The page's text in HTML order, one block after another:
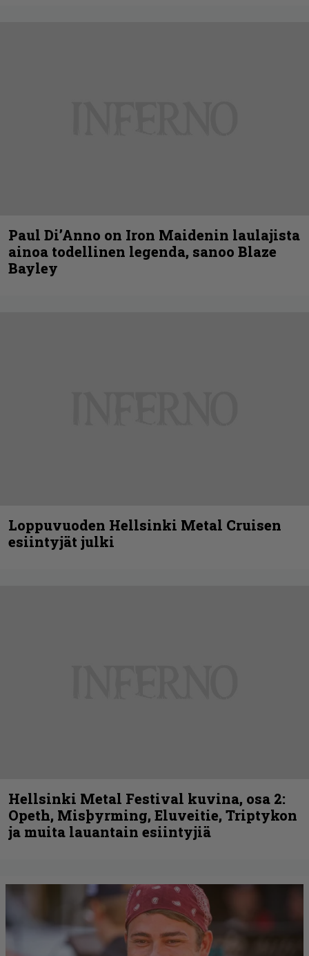
Paul Di’Anno on Iron Maidenin laulajista
ainoa todellinen legenda, sanoo Blaze
Bayley
Loppuvuoden Hellsinki Metal Cruisen
esiintyjät julki
Hellsinki Metal Festival kuvina, osa 2:
Opeth, Misþyrming, Eluveitie, Triptykon
ja muita lauantain esiintyjiä